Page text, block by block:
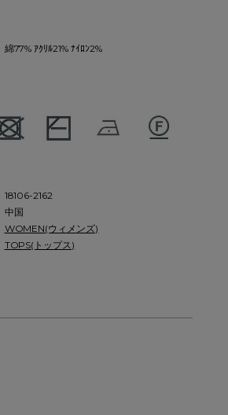
綿77% ｱｸﾘﾙ21% ﾅｲﾛﾝ2%
18106-2162
中国
WOMEN(ウィメンズ)
TOPS(トップス)